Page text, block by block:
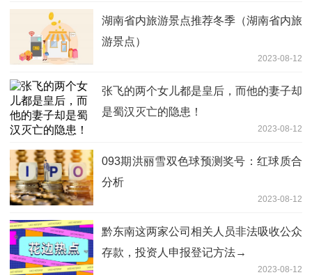
湖南省内旅游景点推荐冬季（湖南省内旅
游景点）
2023-08-12
张飞的两个女儿都是皇后，而他的妻子却
是蜀汉灭亡的隐患！
2023-08-12
093期洪丽雪双色球预测奖号：红球质合
分析
2023-08-12
黔东南这两家公司相关人员非法吸收公众
存款，投资人申报登记方法→
2023-08-12